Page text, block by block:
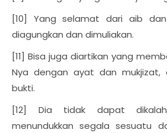
[10] Yang selamat dari aib dan
diagungkan dan dimuliakan.
[11] Bisa juga diartikan yang
Nya dengan ayat dan mukjizat,
bukti.
[12] Dia tidak dapat
menundukkan segala sesuatu